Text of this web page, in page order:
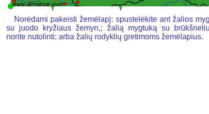
Norėdami pakeisti žemėlapį: spustelėkite ant žalios
su juodo kryžiaus žemyn,; žalią mygtuką su
norite nutolinti; arba žalių rodyklių gretimoms žemėlapius.